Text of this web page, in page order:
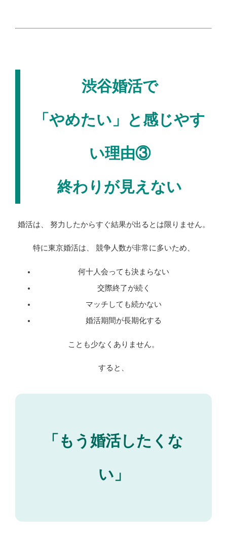
渋谷婚活で
「やめたい」と感じやす
い理由③
終わりが見えない
婚活は、 努力したからすぐ結果が出るとは限りません。
特に東京婚活は、 競争人数が非常に多いため、
何十人会っても決まらない
交際終了が続く
マッチしても続かない
婚活期間が長期化する
ことも少なくありません。
すると、
「もう婚活したくな
い」